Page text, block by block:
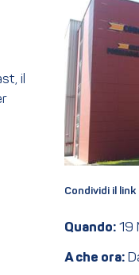
il
Condividi il link
Quando:19
A che ora: